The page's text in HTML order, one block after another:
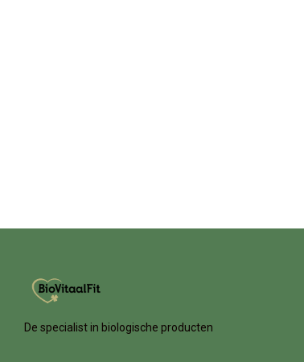
De specialist in biologische producten